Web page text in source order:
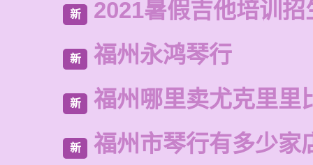
新 2021暑假吉他培训招
新 福州永鸿琴行
新 福州哪里卖尤克里里
新 福州市琴行有多少家